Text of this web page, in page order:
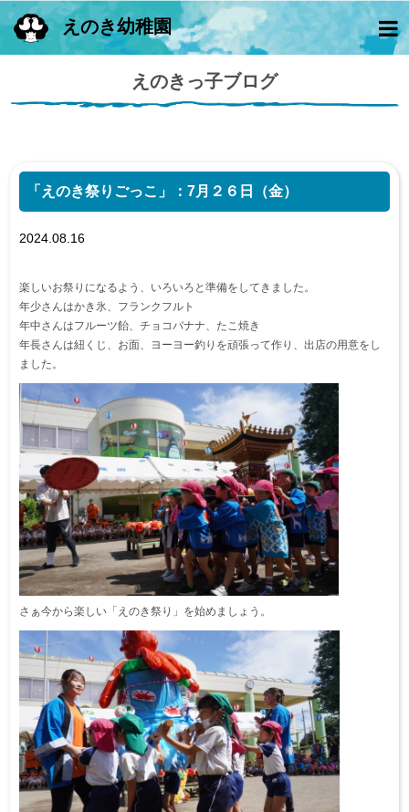
えのき幼稚園
えのきっ子ブログ
「えのき祭りごっこ」：7月２６日（金）
2024.08.16
楽しいお祭りになるよう、いろいろと準備をしてきました。
年少さんはかき氷、フランクフルト
年中さんはフルーツ飴、チョコバナナ、たこ焼き
年長さんは紐くじ、お面、ヨーヨー釣りを頑張って作り、出店の用意をし
ました。
さぁ今から楽しい「えのき祭り」を始めましょう。